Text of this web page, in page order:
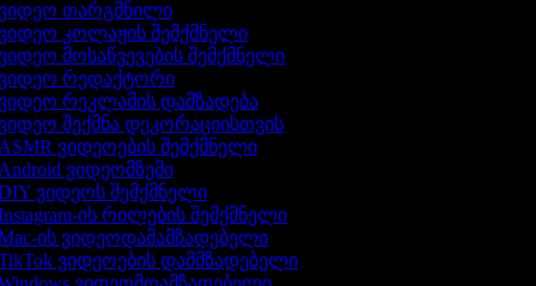
თარგმნილი
კოლაჟის შემქმნელი
მოსაწვევების შემქმნელი
რედაქტორი
რეკლამის დამზადება
შექმნა დეკორაციისთვის
ვიდეოების შემქმნელი
ვიდეომზემი
ვიდეოს შემქმნელი
ის რილების შემქმნელი
ის ვიდეოდამამზადებელი
ვიდეოების დამმზადებელი